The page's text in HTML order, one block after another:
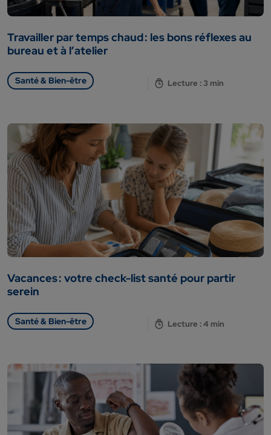
Travailler par temps chaud : les bons réflexes au
bureau et à l’atelier
Santé & Bien-être Lecture : 3 min
Vacances : votre check-list santé pour partir
serein
Santé & Bien-être Lecture : 4 min